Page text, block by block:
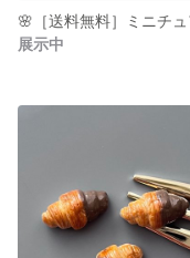
展示中